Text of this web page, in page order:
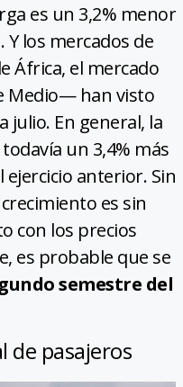
es un 3,2% menor
Y los mercados de
África, el mercado
Medio— han visto
julio. En general, la
un 3,4% más
ejercicio anterior. Sin
es sin
con los precios
es probable que se
semestre del
de pasajeros